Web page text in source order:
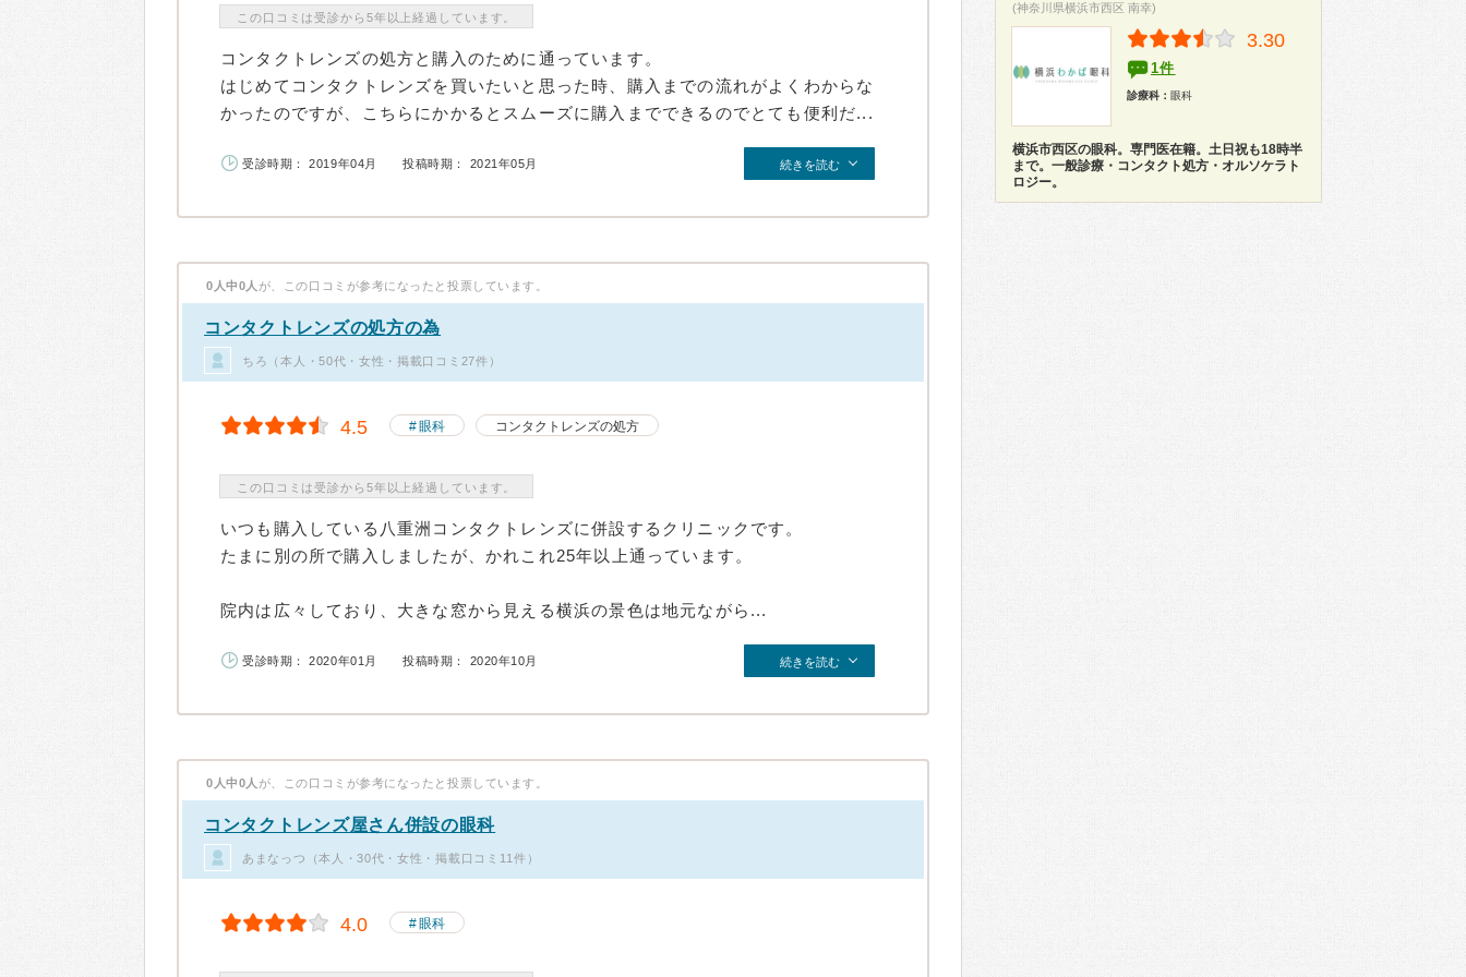
この口コミは受診から5年以上経過しています。
コンタクトレンズの処方と購入のために通っています。
はじめてコンタクトレンズを買いたいと思った時、購入までの流れがよくわからな
かったのですが、こちらにかかるとスムーズに購入までできるのでとても便利だ...
受診時期： 2019年04月 投稿時期： 2021年05月 続きを読む
0人中0人 が、この口コミが参考になったと投票しています。
コンタクトレンズの処方の為
ちろ（本人・50代・女性・掲載口コミ27件）
4.5 眼科 コンタクトレンズの処方
この口コミは受診から5年以上経過しています。
いつも購入している八重洲コンタクトレンズに併設するクリニックです。
たまに別の所で購入しましたが、かれこれ25年以上通っています。
院内は広々しており、大きな窓から見える横浜の景色は地元ながら...
受診時期： 2020年01月 投稿時期： 2020年10月 続きを読む
0人中0人 が、この口コミが参考になったと投票しています。
コンタクトレンズ屋さん併設の眼科
あまなっつ（本人・30代・女性・掲載口コミ11件）
4.0 眼科
(神奈川県横浜市西区 南幸)
3.30
1件
診療科： 眼科
横浜市西区の眼科。専門医在籍。土日祝も18時半
まで。一般診療・コンタクト処方・オルソケラト
ロジー。